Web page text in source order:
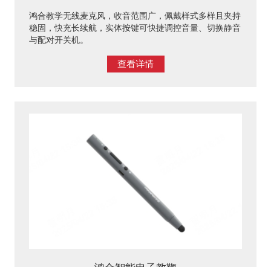
鸿合教学无线麦克风，收音范围广，佩戴样式多样且夹持
稳固，快充长续航，实体按键可快捷调控音量、切换静音
与配对开关机。
查看详情